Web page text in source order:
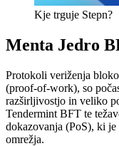
Kje trguje Stepn?
Menta Jedro
Protokoli veriženja
(proof-of-work), so
razširljivostjo in veliko
Tendermint BFT te
dokazovanja (PoS), ki je
omrežja.